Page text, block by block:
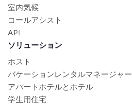
室内気候
コールアシスト
API
ソリューション
ホスト
バケーションレンタルマネージャー
アパートホテルとホテル
学生用住宅